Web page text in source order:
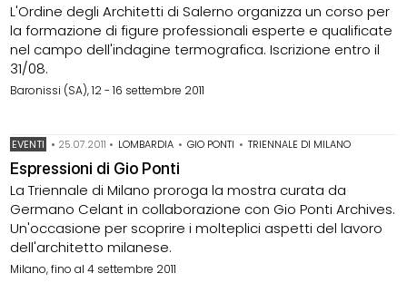
L'Ordine degli Architetti di Salerno organizza un corso per
la formazione di figure professionali esperte e qualificate
nel campo dell'indagine termografica. Iscrizione entro il
31/08.
Baronissi (SA), 12 - 16 settembre 2011
EVENTI • 25.07.2011 • LOMBARDIA • GIO PONTI • TRIENNALE DI MILANO
Espressioni di Gio Ponti
La Triennale di Milano proroga la mostra curata da
Germano Celant in collaborazione con Gio Ponti Archives.
Un'occasione per scoprire i molteplici aspetti del lavoro
dell'architetto milanese.
Milano, fino al 4 settembre 2011